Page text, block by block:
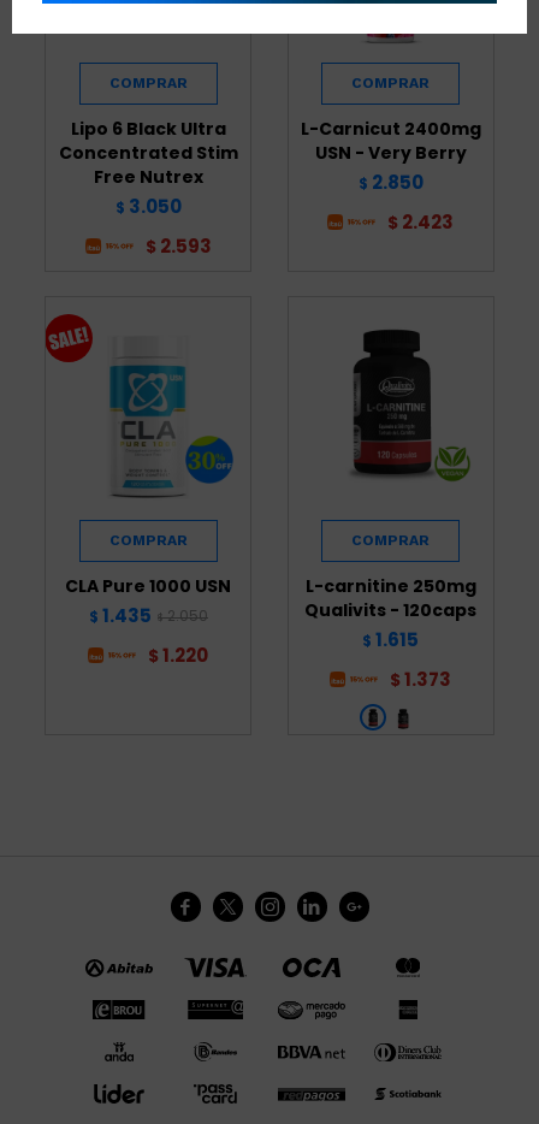
Lipo 6 Black Ultra
Concentrated Stim
Free Nutrex
$ 3.050
$ 2.593
L-Carnicut 2400mg
USN - Very Berry
$ 2.850
$ 2.423
CLA Pure 1000 USN
$ 1.435 $ 2.050
$ 1.220
L-carnitine 250mg
Qualivits - 120caps
$ 1.615
$ 1.373
    